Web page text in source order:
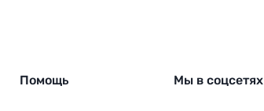
Помощь Мы в соцсетях